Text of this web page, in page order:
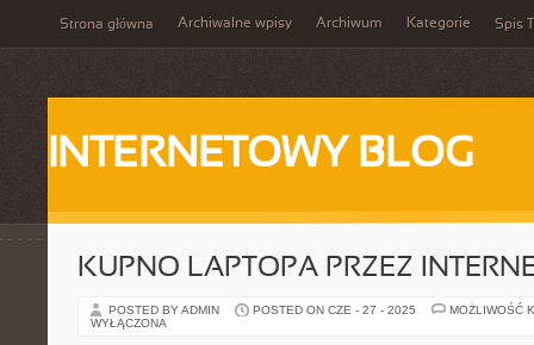
Strona główna Archiwalne wpisy Archiwum Kategorie Spis
INTERNETOWY BLOG
KUPNO LAPTOPA PRZEZ
POSTED BY ADMIN POSTED ON CZE - 27 - 2025
MOŻLIWOŚĆ
WYŁĄCZONA